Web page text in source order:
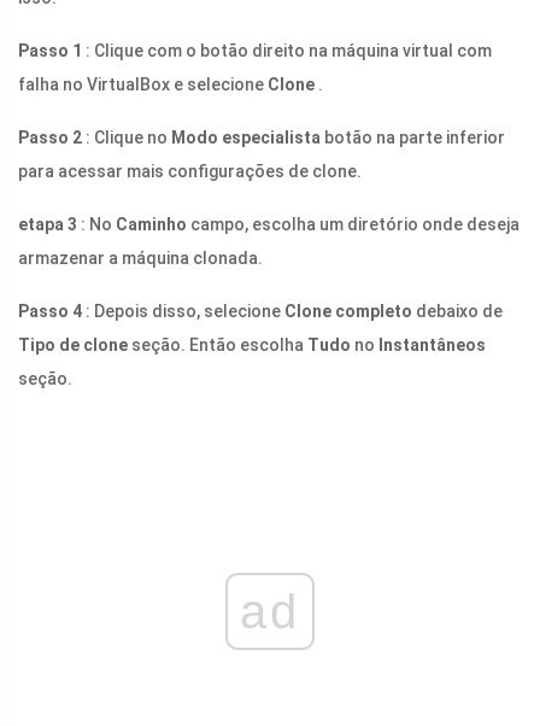
Passo 1 : Clique com o botão direito na máquina virtual com
falha no VirtualBox e selecione Clone .
Passo 2 : Clique no Modo especialista botão na parte inferior
para acessar mais configurações de clone.
etapa 3 : No Caminho campo, escolha um diretório onde deseja
armazenar a máquina clonada.
Passo 4 : Depois disso, selecione Clone completo debaixo de
Tipo de clone seção. Então escolha Tudo no Instantâneos
seção.
ad